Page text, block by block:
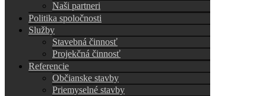
Naši partneri
Politika spoločnosti
Služby
Stavebná činnosť
Projekčná činnosť
Referencie
Občianske stavby
Priemyselné stavby